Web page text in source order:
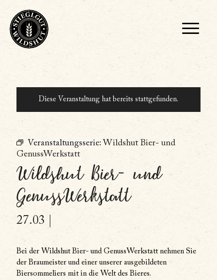
Diese Veranstaltung hat bereits stattgefunden.
Veranstaltungsserie: Wildshut Bier- und
GenussWerkstatt
Wildshut Bier- und
GenussWerkstatt
27.03 |
Bei der Wildshut Bier- und GenussWerkstatt nehmen Sie
der Braumeister und einer unserer ausgebildeten
Biersommeliers mit in die Welt des Bieres.